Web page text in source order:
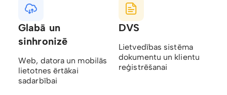
Glabā un
sinhronizē
Web, datora un mobilās
lietotnes ērtākai
sadarbībai
DVS
Lietvedības sistēma
dokumentu un klientu
reģistrēšanai